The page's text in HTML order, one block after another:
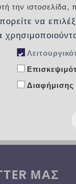
ΜΑΣ
την ιστοσελίδα,
να
Διαφήμισης